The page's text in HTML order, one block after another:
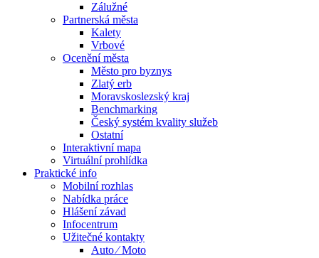
Zálužné
Partnerská města
Kalety
Vrbové
Ocenění města
Město pro byznys
Zlatý erb
Moravskoslezský kraj
Benchmarking
Český systém kvality služeb
Ostatní
Interaktivní mapa
Virtuální prohlídka
Praktické info
Mobilní rozhlas
Nabídka práce
Hlášení závad
Infocentrum
Užitečné kontakty
Auto ⁄ Moto